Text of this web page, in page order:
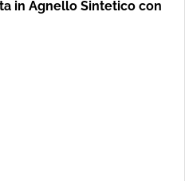
in Agnello Sintetico con